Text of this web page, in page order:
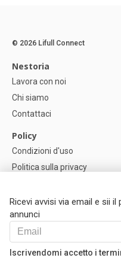
Ricevi avvisi via email e sii il
annunci
Iscrivendomi accetto i
© 2026 Lifull Connect
Nestoria
Lavora con noi
Chi siamo
Contattaci
Policy
Condizioni d'uso
Politica sulla privacy
Impostazioni dei cookie
Help
FAQ
I Nostri Partner